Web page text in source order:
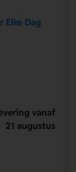
Dag
vanaf
21 augustus